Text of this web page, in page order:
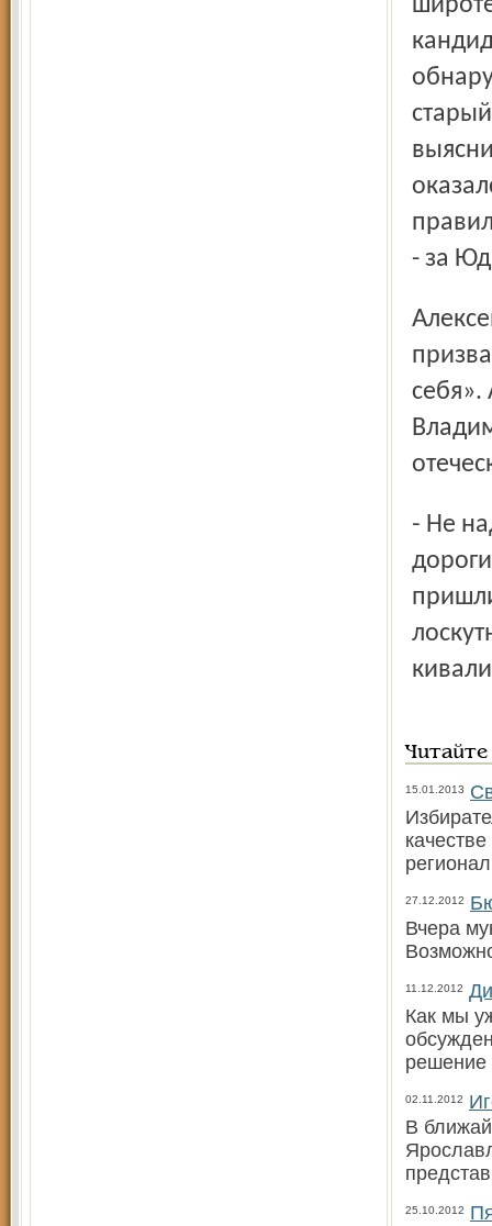
- за
Алексей Малютин поблагодарил коллег за поддержку и
себя».
- Не надо кивать на прошлую власть, что она, мол, довела
15.01.2013
27.12.2012
Вчера
11.12.2012
Как мы
решение
02.11.2012
В
25.10.2012